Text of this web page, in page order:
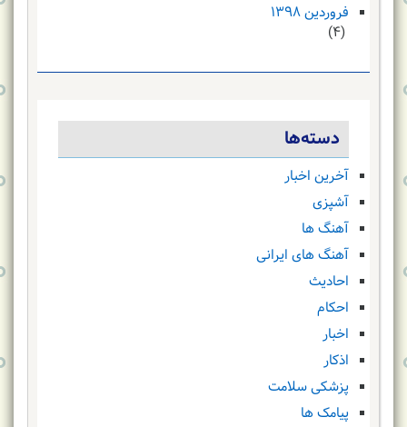
فروردین ۱۳۹۸
(۴)
دسته‌ها
آخرین اخبار
آشپزی
آهنگ ها
آهنگ های ایرانی
احادیث
احکام
اخبار
اذکار
پزشکی سلامت
پیامک ها